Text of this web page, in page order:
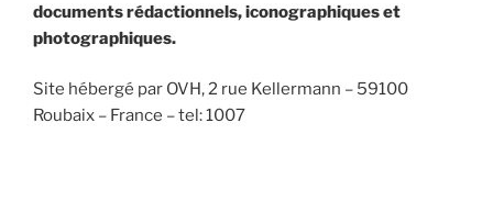
documents rédactionnels, iconographiques et
photographiques.
Site hébergé par OVH, 2 rue Kellermann – 59100
Roubaix – France – tel: 1007